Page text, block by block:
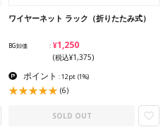
ワイヤーネット ラック（折りたたみ式）
BG卸価 ¥1,250
(税込¥1,375)
ポイント : 12pt (1%)
(6)
SOLD OUT